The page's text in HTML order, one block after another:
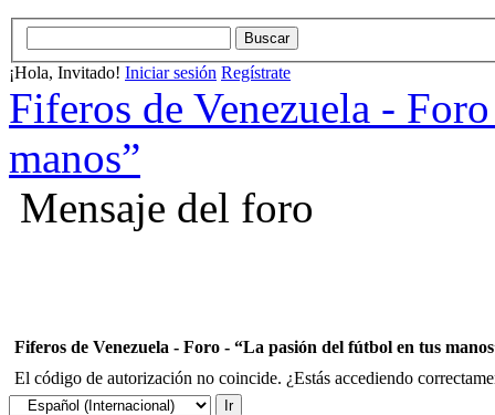
¡Hola, Invitado! Iniciar sesión Regístrate
Fiferos de Venezuela -
manos”
Mensaje del foro
Fiferos de Venezuela - Foro - “La pasión del fútbol en tus
El código de autorización no coincide. ¿Estás accediendo